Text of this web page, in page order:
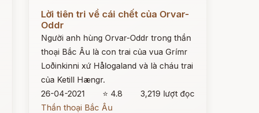
Lời tiên tri về cái chết của Orvar-
Oddr
Người anh hùng Orvar-Oddr trong thần
thoại Bắc Âu là con trai của vua Grímr
Loðinkinni xứ Hålogaland và là cháu trai
của Ketill Hængr.
26-04-2021
⭐ 4.8
3,219 lượt đọc
Thần thoại Bắc Âu